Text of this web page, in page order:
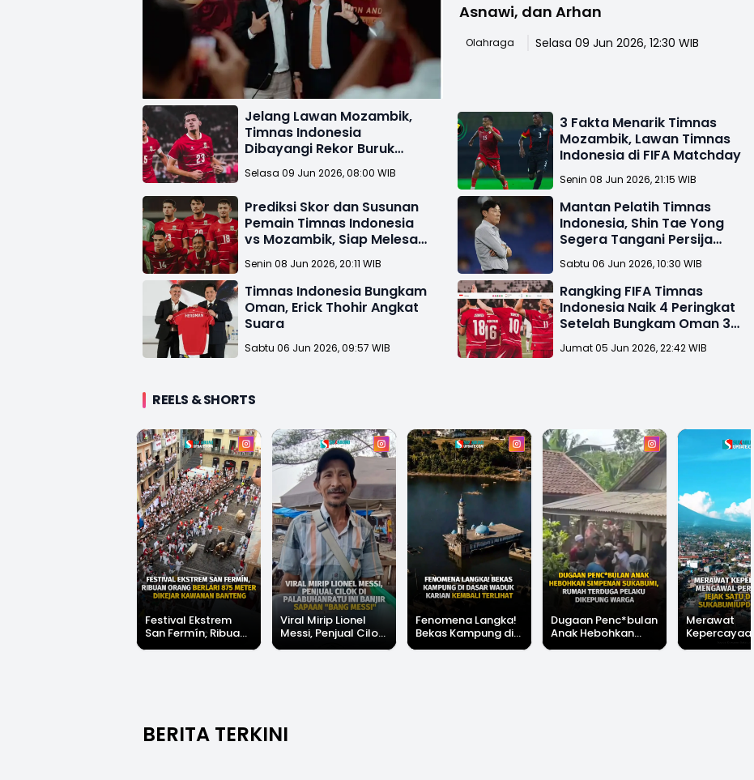
Asnawi, dan Arhan
Olahraga Selasa 09 Jun 2026, 12:30 WIB
Jelang Lawan Mozambik,
Timnas Indonesia
Dibayangi Rekor Buruk
Kontra Negara Afrika
Selasa 09 Jun 2026, 08:00 WIB
3 Fakta Menarik Timnas
Mozambik, Lawan Timnas
Indonesia di FIFA Matchday
Senin 08 Jun 2026, 21:15 WIB
Prediksi Skor dan Susunan
Pemain Timnas Indonesia
vs Mozambik, Siap Melesat
di Rangking FIFA!
Senin 08 Jun 2026, 20:11 WIB
Mantan Pelatih Timnas
Indonesia, Shin Tae Yong
Segera Tangani Persija
Jakarta ?
Sabtu 06 Jun 2026, 10:30 WIB
Timnas Indonesia Bungkam
Oman, Erick Thohir Angkat
Suara
Sabtu 06 Jun 2026, 09:57 WIB
Rangking FIFA Timnas
Indonesia Naik 4 Peringkat
Setelah Bungkam Oman 3-
0
Jumat 05 Jun 2026, 22:42 WIB
REELS & SHORTS
Festival Ekstrem
San Fermín, Ribuan
Orang Berlari 875
Viral Mirip Lionel
Messi, Penjual Cilok
di Palabuhanratu Ini
Fenomena Langka!
Bekas Kampung di
Dasar Waduk Karian
Dugaan Penc*bulan
Anak Hebohkan
Simpenan
Merawat
Kepercayaan,
Mengawal
BERITA TERKINI